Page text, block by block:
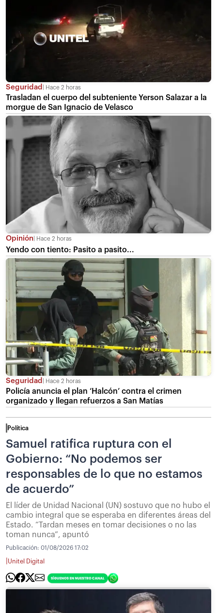
Seguridad Hace 2 horas
Trasladan el cuerpo del subteniente Yerson Salazar a la
morgue de San Ignacio de Velasco
Opinión Hace 2 horas
Yendo con tiento: Pasito a pasito...
Seguridad Hace 2 horas
Policía anuncia el plan ‘Halcón’ contra el crimen
organizado y llegan refuerzos a San Matías
Política
Samuel ratifica ruptura con el
Gobierno: “No podemos ser
responsables de lo que no estamos
de acuerdo”
El líder de Unidad Nacional (UN) sostuvo que no hubo el
cambio integral que se esperaba en diferentes áreas del
Estado. “Tardan meses en tomar decisiones o no las
toman nunca”, apuntó
Publicación: 01/08/2026 17:02
Unitel Digital